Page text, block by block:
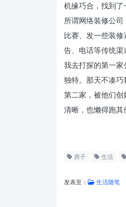
机缘巧合，找到了
所谓网络装修公
比赛、发一些装
告、电话等传统渠
我去打探的第一
独特。那天不凑巧
第二家，被他们
清晰，也懒得跑其
房子 生活
发表至： 生活随笔